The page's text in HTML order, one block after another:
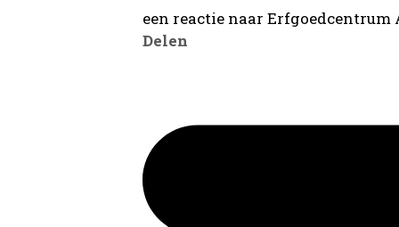
een reactie naar
Delen